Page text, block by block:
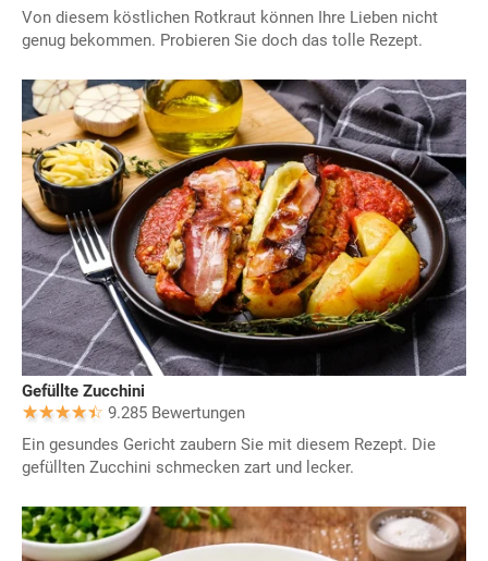
Von diesem köstlichen Rotkraut können Ihre Lieben nicht
genug bekommen. Probieren Sie doch das tolle Rezept.
Gefüllte Zucchini
9.285 Bewertungen
Ein gesundes Gericht zaubern Sie mit diesem Rezept. Die
gefüllten Zucchini schmecken zart und lecker.